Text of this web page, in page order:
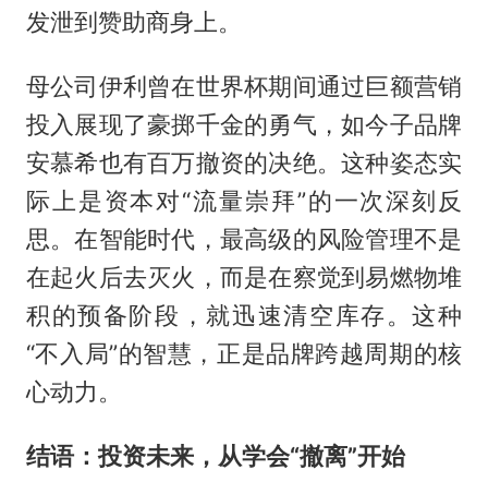
发泄到赞助商身上。
母公司伊利曾在世界杯期间通过巨额营销
投入展现了豪掷千金的勇气，如今子品牌
安慕希也有百万撤资的决绝。这种姿态实
际上是资本对“流量崇拜”的一次深刻反
思。在智能时代，最高级的风险管理不是
在起火后去灭火，而是在察觉到易燃物堆
积的预备阶段，就迅速清空库存。这种
“不入局”的智慧，正是品牌跨越周期的核
心动力。
结语：投资未来，从学会“撤离”开始